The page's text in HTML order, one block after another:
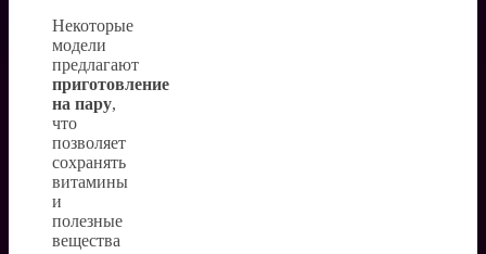
Некоторые
модели
предлагают
приготовление
на пару,
что
позволяет
сохранять
витамины
и
полезные
вещества